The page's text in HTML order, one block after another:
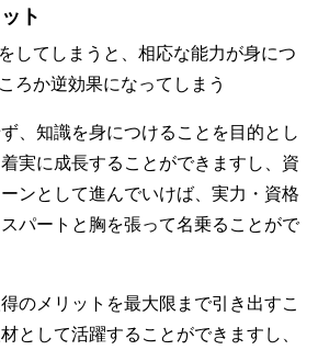
ト
してしまうと、相応な能力が身につ
ろか逆効果になってしまう
、知識を身につけることを目的とし
実に成長することができますし、資
ンとして進んでいけば、実力・資格
パートと胸を張って名乗ることがで
のメリットを最大限まで引き出すこ
として活躍することができますし、